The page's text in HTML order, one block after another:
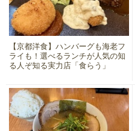
【京都洋食】ハンバーグも海老フ
ライも！選べるランチが人気の知
る人ぞ知る実力店「食らう」